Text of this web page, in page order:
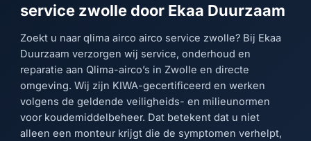
service zwolle door Ekaa Duurzaam
Zoekt u naar qlima airco airco service zwolle? Bij Ekaa
Duurzaam verzorgen wij service, onderhoud en
reparatie aan Qlima-airco’s in Zwolle en directe
omgeving. Wij zijn KIWA-gecertificeerd en werken
volgens de geldende veiligheids- en milieunormen
voor koudemiddelbeheer. Dat betekent dat u niet
alleen een monteur krijgt die de symptomen verhelpt,